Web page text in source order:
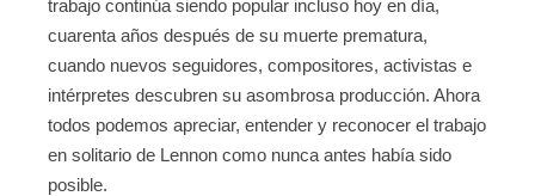
trabajo continúa siendo popular incluso hoy en día,
cuarenta años después de su muerte prematura,
cuando nuevos seguidores, compositores, activistas e
intérpretes descubren su asombrosa producción. Ahora
todos podemos apreciar, entender y reconocer el trabajo
en solitario de Lennon como nunca antes había sido
posible.